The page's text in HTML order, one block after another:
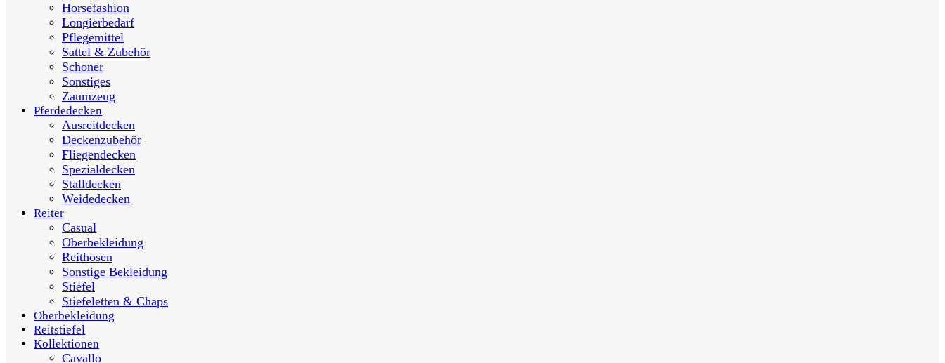
Horsefashion
Longierbedarf
Pflegemittel
Sattel & Zubehör
Schoner
Sonstiges
Zaumzeug
Pferdedecken
Ausreitdecken
Deckenzubehör
Fliegendecken
Spezialdecken
Stalldecken
Weidedecken
Reiter
Casual
Oberbekleidung
Reithosen
Sonstige Bekleidung
Stiefel
Stiefeletten & Chaps
Oberbekleidung
Reitstiefel
Kollektionen
Cavallo